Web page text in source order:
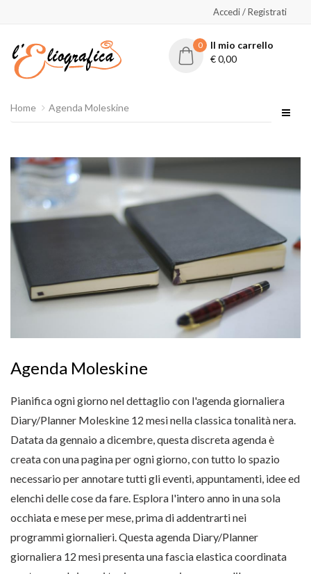
Accedi / Registrati
0
Il mio carrello
€0,00
Home Agenda Moleskine
Agenda Moleskine
Pianifica ogni giorno nel dettaglio con l'agenda giornaliera
Diary/Planner Moleskine 12 mesi nella classica tonalità nera.
Datata da gennaio a dicembre, questa discreta agenda è
creata con una pagina per ogni giorno, con tutto lo spazio
necessario per annotare tutti gli eventi, appuntamenti, idee ed
elenchi delle cose da fare. Esplora l'intero anno in una sola
occhiata e mese per mese, prima di addentrarti nei
programmi giornalieri. Questa agenda Diary/Planner
giornaliera 12 mesi presenta una fascia elastica coordinata